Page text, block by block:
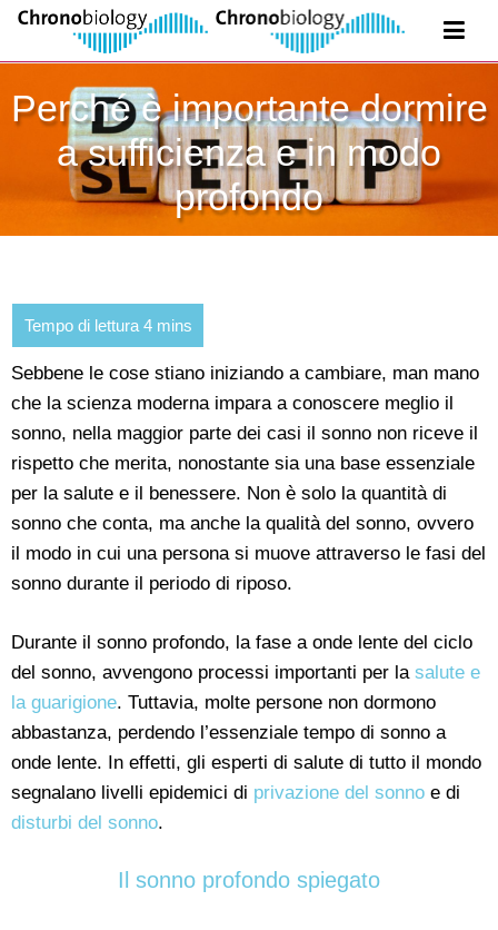
Perché è importante dormire
a sufficienza e in modo
profondo
Sebbene le cose stiano iniziando a cambiare, man mano
che la scienza moderna impara a conoscere meglio il
sonno, nella maggior parte dei casi il sonno non riceve il
rispetto che merita, nonostante sia una base essenziale
per la salute e il benessere. Non è solo la quantità di
sonno che conta, ma anche la qualità del sonno, ovvero
il modo in cui una persona si muove attraverso le fasi del
sonno durante il periodo di riposo.
Durante il sonno profondo, la fase a onde lente del ciclo
del sonno, avvengono processi importanti per la salute e
la guarigione. Tuttavia, molte persone non dormono
abbastanza, perdendo l’essenziale tempo di sonno a
onde lente. In effetti, gli esperti di salute di tutto il mondo
segnalano livelli epidemici di privazione del sonno e di
disturbi del sonno.
Il sonno profondo spiegato